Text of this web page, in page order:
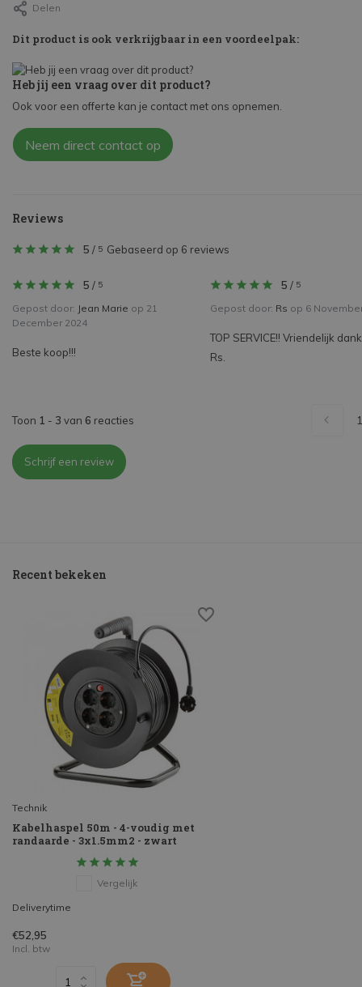
Delen
Dit product is ook verkrijgbaar in een voordeelpak:
Heb jij een vraag over dit product?
Ook voor een offerte kan je contact met ons opnemen.
Neem direct contact op
Reviews
5 / 5 Gebaseerd op 6 reviews
5 / 5
Gepost door: Jean Marie op 21
December 2024
Beste koop!!!
5 / 5
Gepost door: Rs op 6
TOP SERVICE!! Vriendelijk
Rs.
Toon 1 - 3 van 6 reacties 1
Schrijf een review
Recent bekeken
Technik
Kabelhaspel 50m - 4-voudig met
randaarde - 3x1.5mm2 - zwart
Vergelijk
Deliverytime
€52,95
Incl. btw